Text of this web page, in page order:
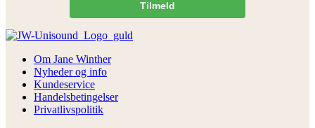
Tilmeld
Om Jane Winther
Nyheder og info
Kundeservice
Handelsbetingelser
Privatlivspolitik